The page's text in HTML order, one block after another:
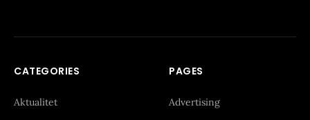
CATEGORIES
Aktualitet
PAGES
Advertising